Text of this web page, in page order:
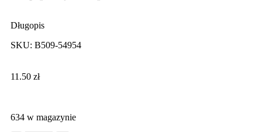
Długopis
SKU: B509-54954
11.50 zł
634 w magazynie